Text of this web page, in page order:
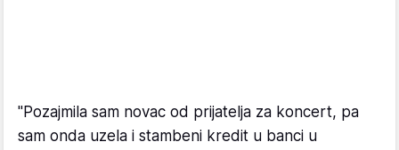
"Pozajmila sam novac od prijatelja za koncert, pa
sam onda uzela i stambeni kredit u banci u